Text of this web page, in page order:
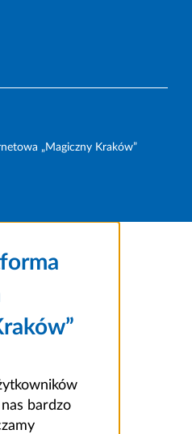
„Magiczny Kraków”
bardzo